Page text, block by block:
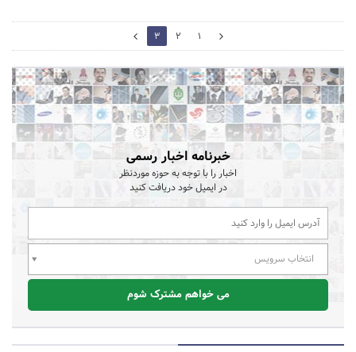
2
1
2
3
4
خبرنامه اخبار رسمی
اخبار را با توجه به حوزه موردنظر
در ایمیل خود دریافت کنید
انتخاب سرویس
می خواهم مشترک شوم